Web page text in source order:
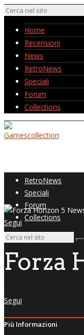
Home
Recensioni
News
RetroNews
Speciali
Forum
Collections
RetroNews
Speciali
Forum
Collections
Segui
Forza
Segui
Più Informazioni